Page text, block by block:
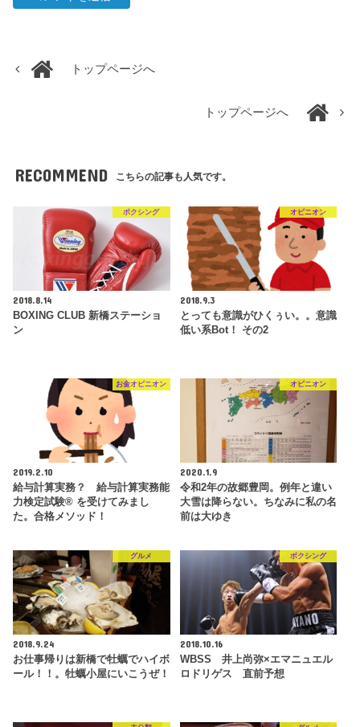
トップページへ
トップページへ
RECOMMEND こちらの記事も人気です。
ボクシング
2018.8.14
BOXING CLUB 新橋ステーショ
ン
オピニオン
2018.9.3
とっても意識がひくぅい。。意識
低い系Bot！ その2
お金オピニオン
2019.2.10
給与計算実務？ 給与計算実務能
力検定試験® を受けてみまし
た。合格メソッド！
オピニオン
2020.1.9
令和2年の故郷豊岡。例年と違い
大雪は降らない。ちなみに私の名
前は大ゆき
グルメ
2018.9.24
お仕事帰りは新橋で牡蠣でハイボ
ール！！。牡蠣小屋にいこうぜ！
ボクシング
2018.10.16
WBSS 井上尚弥×エマニュエル
ロドリゲス 直前予想